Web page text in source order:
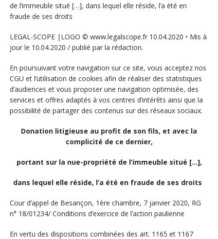
de l’immeuble situé […], dans lequel elle réside, l’a été en
fraude de ses droits
LEGAL-SCOPE |LOGO © www.legalscope.fr 10.04.2020 • Mis à
jour le 10.04.2020 / publié par la rédaction.
En poursuivant votre navigation sur ce site, vous acceptez nos
CGU et l’utilisation de cookies afin de réaliser des statistiques
d’audiences et vous proposer une navigation optimisée, des
services et offres adaptés à vos centres d’intérêts ainsi que la
possibilité de partager des contenus sur des réseaux sociaux.
Donation litigieuse au profit de son fils, et avec la
complicité de ce dernier,
portant sur la nue-propriété de l’immeuble situé […],
dans lequel elle réside, l’a été en fraude de ses droits
Cour d’appel de Besançon, 1ère chambre, 7 janvier 2020, RG
n° 18/01234/ Conditions d’exercice de l’action paulienne
En vertu des dispositions combinées des art. 1165 et 1167